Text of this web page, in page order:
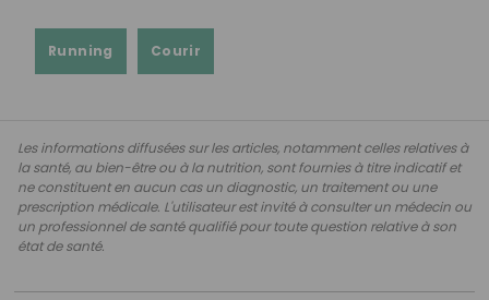
Running Courir
Les informations diffusées sur les articles, notamment celles relatives à
la santé, au bien-être ou à la nutrition, sont fournies à titre indicatif et
ne constituent en aucun cas un diagnostic, un traitement ou une
prescription médicale. L'utilisateur est invité à consulter un médecin ou
un professionnel de santé qualifié pour toute question relative à son
état de santé.